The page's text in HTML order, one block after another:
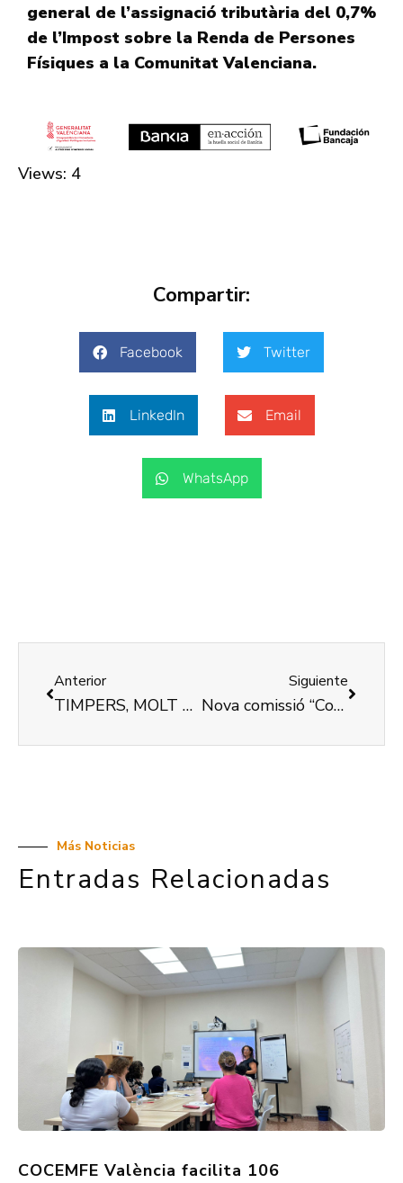
general de l’assignació tributària del 0,7%
de l’Impost sobre la Renda de Persones
Físiques a la Comunitat Valenciana.
Views: 4
Compartir:
Facebook Twitter
LinkedIn Email
WhatsApp
Anterior
TIMPERS, MOLT MÉS QUE UNA MARCA DE SABATES
Siguiente
Nova comissió “Contra la bretxa digital” de COCEMFE València
Más Noticias
Entradas Relacionadas
COCEMFE València facilita 106